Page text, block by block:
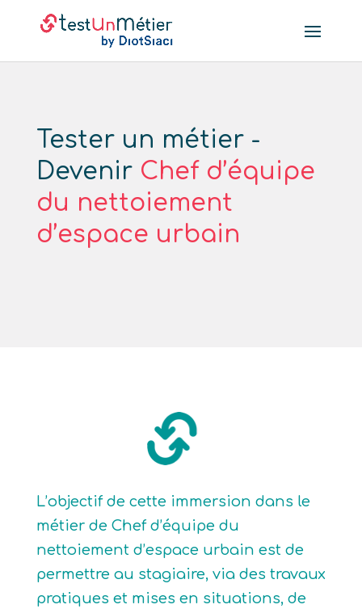
Tester un métier -
Devenir Chef d’équipe
du nettoiement
d’espace urbain
L’objectif de cette immersion dans le
métier de Chef d’équipe du
nettoiement d’espace urbain est de
permettre au stagiaire, via des travaux
pratiques et mises en situations, de